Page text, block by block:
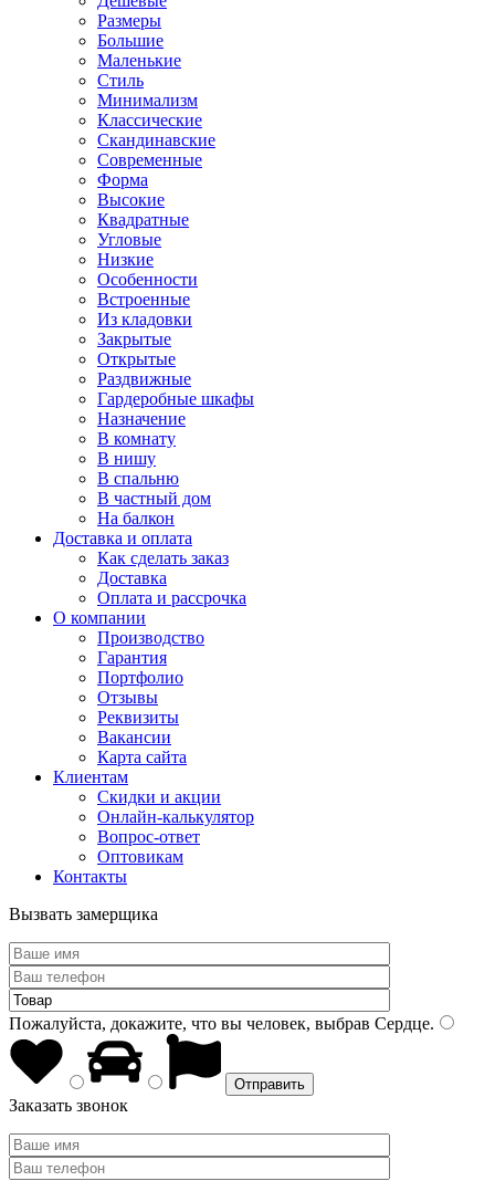
Размеры
Большие
Маленькие
Стиль
Минимализм
Классические
Скандинавские
Современные
Форма
Высокие
Квадратные
Угловые
Низкие
Особенности
Встроенные
Из кладовки
Закрытые
Открытые
Раздвижные
Гардеробные шкафы
Назначение
В комнату
В нишу
В спальню
В частный дом
На балкон
Доставка и оплата
Как сделать заказ
Доставка
Оплата и рассрочка
О компании
Производство
Гарантия
Портфолио
Отзывы
Реквизиты
Вакансии
Карта сайта
Клиентам
Скидки и акции
Онлайн-калькулятор
Вопрос-ответ
Оптовикам
Контакты
Вызвать замерщика
Пожалуйста, докажите, что вы человек, выбрав Сердце.
Заказать звонок